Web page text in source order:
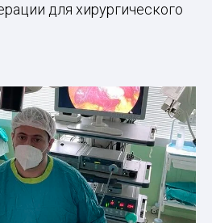
для хирургического